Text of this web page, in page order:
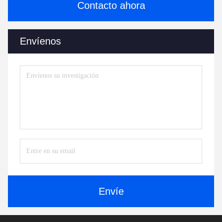
Contacto ahora
Envíenos
Envíe